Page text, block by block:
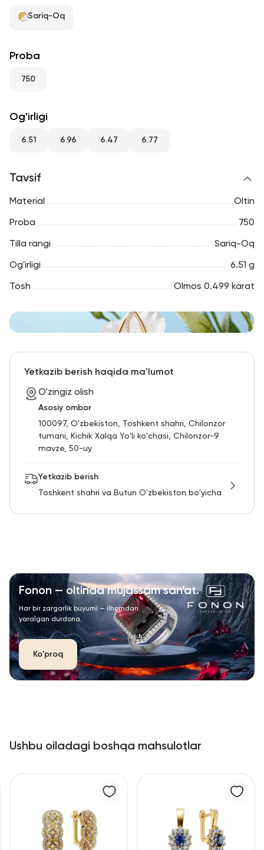
+998 71 205 22 22
Sariq-Oq
Proba
750
Og'irligi
6.51 6.96 6.47 6.77
Tavsif
Material Oltin
Proba 750
Tilla rangi Sariq-Oq
Og'irligi 6.51 g
Tosh Olmos 0.499 karat
Yetkazib berish haqida ma'lumot
O'zingiz olish
Asosiy ombor
100097, O'zbekiston, Toshkent shahri, Chilonzor
tumani, Kichik Xalqa Yo'li ko'chasi, Chilonzor-9
mavze, 50-uy
Yetkazib berish
Toshkent shahri va Butun O'zbekiston bo'yicha
Fonon — oltinda mujassam san’at.
Har bir zargarlik buyumi — ilhomdan
yaralgan durdona.
Ko'proq
Ushbu oiladagi boshqa mahsulotlar